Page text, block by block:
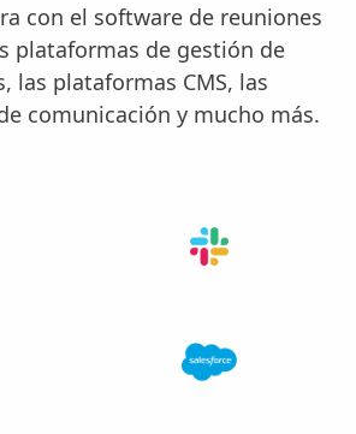
con el software de reuniones
plataformas de gestión de
las plataformas CMS, las
comunicación y mucho más.